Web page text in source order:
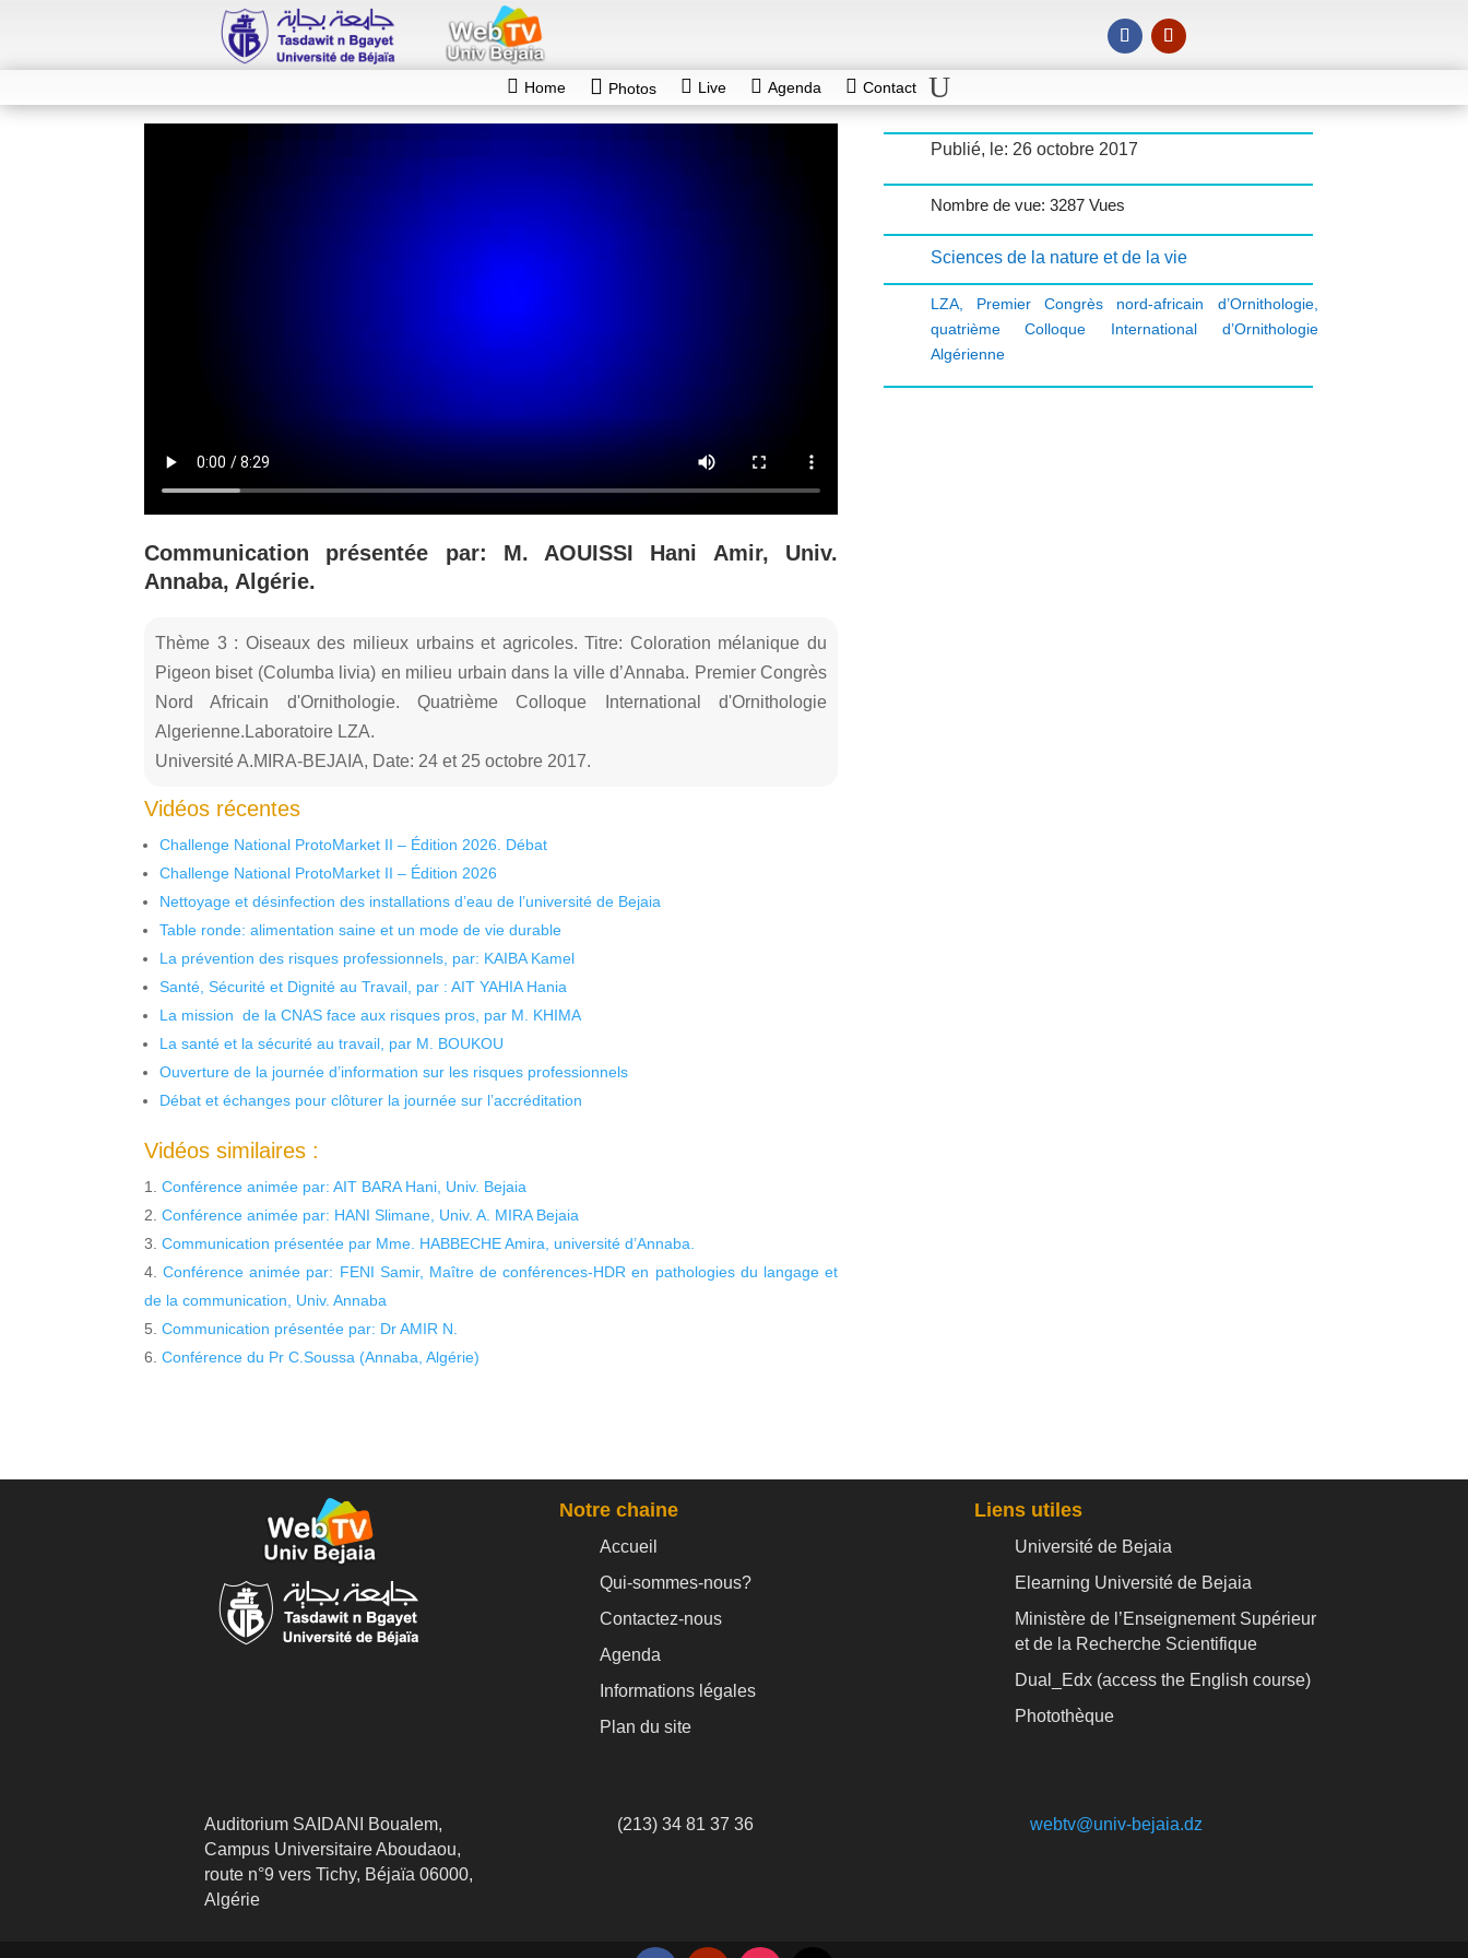
Home Photos Live Agenda Contact
Communication présentée par: M. AOUISSI Hani Amir, Univ.
Annaba, Algérie.
Thème 3 : Oiseaux des milieux urbains et agricoles. Titre: Coloration mélanique du
Pigeon biset (Columba livia) en milieu urbain dans la ville d’Annaba. Premier Congrès
Nord Africain d'Ornithologie. Quatrième Colloque International d'Ornithologie
Algerienne.Laboratoire LZA.
Université A.MIRA-BEJAIA, Date: 24 et 25 octobre 2017.
Vidéos récentes
Challenge National ProtoMarket II – Édition 2026. Débat
Challenge National ProtoMarket II – Édition 2026
Nettoyage et désinfection des installations d’eau de l’université de Bejaia
Table ronde: alimentation saine et un mode de vie durable
La prévention des risques professionnels, par: KAIBA Kamel
Santé, Sécurité et Dignité au Travail, par : AIT YAHIA Hania
La mission de la CNAS face aux risques pros, par M. KHIMA
La santé et la sécurité au travail, par M. BOUKOU
Ouverture de la journée d’information sur les risques professionnels
Débat et échanges pour clôturer la journée sur l’accréditation
Vidéos similaires :
Conférence animée par: AIT BARA Hani, Univ. Bejaia
Conférence animée par: HANI Slimane, Univ. A. MIRA Bejaia
Communication présentée par Mme. HABBECHE Amira, université d’Annaba.
Conférence animée par: FENI Samir, Maître de conférences-HDR en pathologies du langage et
de la communication, Univ. Annaba
Communication présentée par: Dr AMIR N.
Conférence du Pr C.Soussa (Annaba, Algérie)
Publié, le: 26 octobre 2017
Nombre de vue: 3287 Vues
Sciences de la nature et de la vie
LZA, Premier Congrès nord-africain d’Ornithologie,
quatrième Colloque International d’Ornithologie
Algérienne
Notre chaine
Accueil
Qui-sommes-nous?
Contactez-nous
Agenda
Informations légales
Plan du site
Liens utiles
Université de Bejaia
Elearning Université de Bejaia
Ministère de l’Enseignement Supérieur
et de la Recherche Scientifique
Dual_Edx (access the English course)
Photothèque
Auditorium SAIDANI Boualem,
Campus Universitaire Aboudaou,
route n°9 vers Tichy, Béjaïa 06000,
Algérie
(213) 34 81 37 36 webtv@univ-bejaia.dz